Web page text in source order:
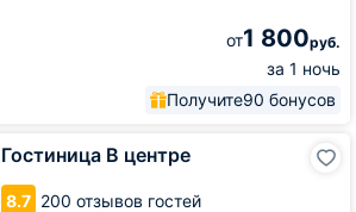
от1 800руб.
за 1 ночь
Получите90 бонусов
Гостиница В центре
8.7 200 отзывов гостей